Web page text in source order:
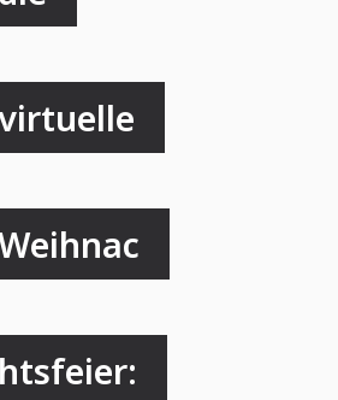
htsfeier: